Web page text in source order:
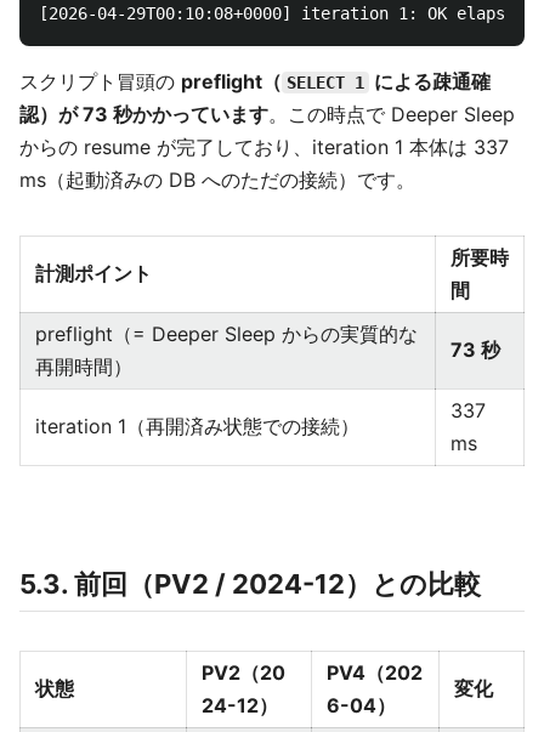
スクリプト冒頭の preflight（ SELECT 1
による疎通確
認）が 73 秒かかっています。この時点で Deeper Sleep
からの resume が完了しており、iteration 1 本体は 337
ms（起動済みの DB へのただの接続）です。
計測ポイント
所要時
間
preflight（= Deeper Sleep からの実質的な
再開時間）
73 秒
iteration 1（再開済み状態での接続）
337
ms
5.3. 前回（PV2 / 2024-12）との比較
状態
PV2（20
24-12）
PV4（202
6-04）
変化